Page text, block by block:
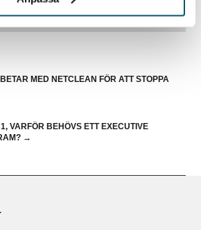
MED NETCLEAN FÖR ATT STOPPA
VARFÖR BEHÖVS ETT EXECUTIVE
→